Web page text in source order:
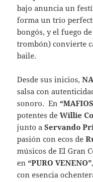
bajo anuncia un
forma un trío
bongós, y el fuego
trombón) convierte
baile.
Desde sus inicios,
salsa con
sonoro. En
potentes deWillie
junto aServando
pasión con ecos de
músicos de El Gran
en“PURO VENENO”
con esencia